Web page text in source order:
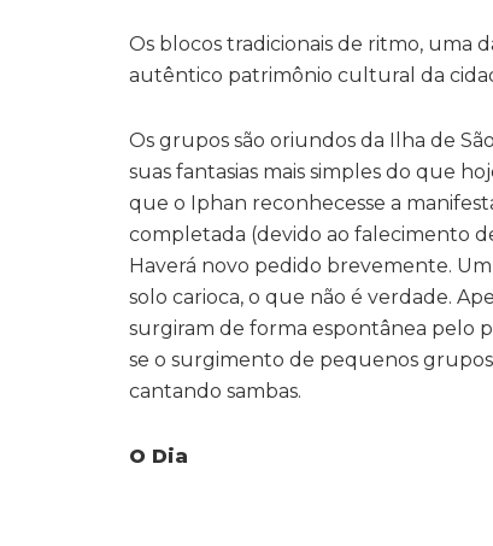
Os blocos tradicionais de ritmo, uma
autêntico patrimônio cultural da
Os grupos são oriundos da Ilha de
suas fantasias mais simples do que
que o Iphan reconhecesse a
completada (devido ao falecimento
Haverá novo pedido brevemente.
solo carioca, o que não é verdade.
surgiram de forma espontânea pelo
se o surgimento de pequenos
cantando sambas.
O Dia